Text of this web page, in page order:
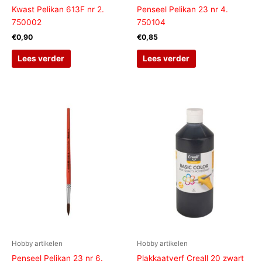
Kwast Pelikan 613F nr 2.
750002
€0,90
Lees verder
Penseel Pelikan 23 nr 4.
750104
€0,85
Lees verder
Hobby artikelen
Penseel Pelikan 23 nr 6.
Hobby artikelen
Plakkaatverf Creall 20 zwart